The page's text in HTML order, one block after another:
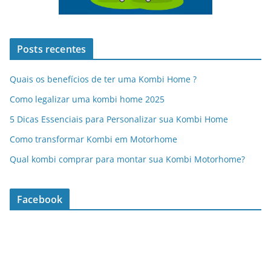
Posts recentes
Quais os benefícios de ter uma Kombi Home ?
Como legalizar uma kombi home 2025
5 Dicas Essenciais para Personalizar sua Kombi Home
Como transformar Kombi em Motorhome
Qual kombi comprar para montar sua Kombi Motorhome?
Facebook